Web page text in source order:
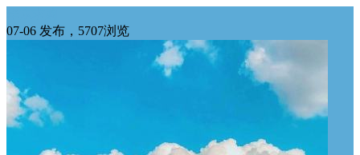
07-06 发布，5707浏览